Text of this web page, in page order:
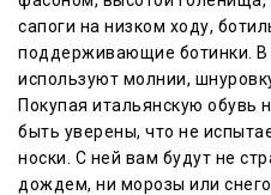
сапоги на низком ходу,
поддерживающие ботинки. В
используют молнии,
Покупая итальянскую обувь
быть уверены, что не
носки. С ней вам будут не
дождем, ни морозы или